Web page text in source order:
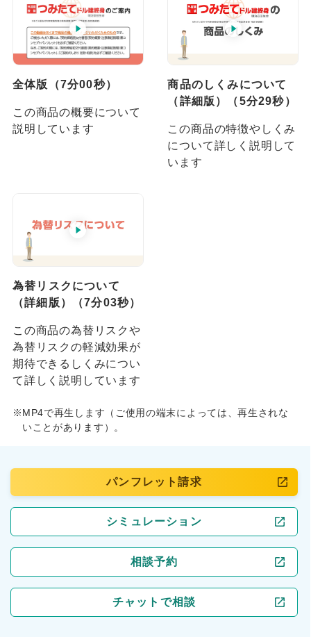
全体版（7分00秒）
この商品の概要について
説明しています
商品のしくみについて
（詳細版）（5分29秒）
この商品の特徴やしくみ
について詳しく説明して
います
為替リスクについて
（詳細版）（7分03秒）
この商品の為替リスクや
為替リスクの軽減効果が
期待できるしくみについ
て詳しく説明しています
※MP4で再生します（ご使用の端末によっては、再生されな
いことがあります）。
パンフレット請求
シミュレーション
相談予約
チャットで相談